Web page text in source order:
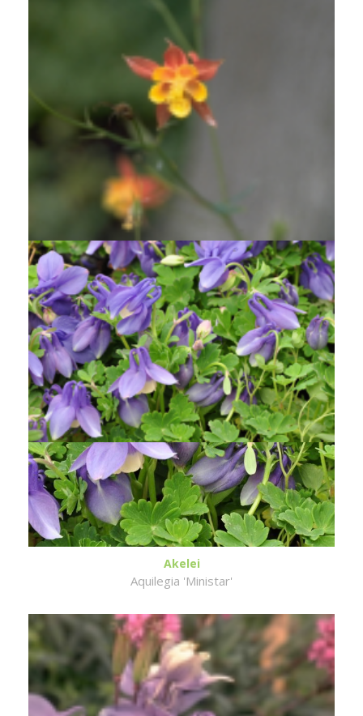
Akelei
Aquilegia formosa var. truncata
Akelei
Aquilegia 'Ministar'